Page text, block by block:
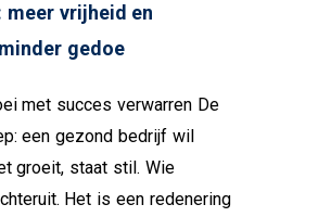
meer vrijheid en
gedoe
met succes verwarren De
een gezond bedrijf wil
groeit, staat stil. Wie
Het is een redenering